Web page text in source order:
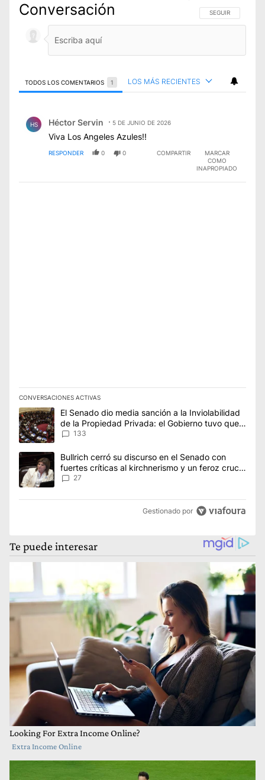
Conversación SIGA ESTA
SEGUIR
TODOS LOS COMENTARIOS 1 LOS MÁS RECIENTES
HS Héctor Servin 5 DE JUNIO DE 2026
Viva Los Angeles Azules!!
RESPONDER 0 0 COMPARTIR
MARCAR
COMO
INAPROPIADO
CONVERSACIONES ACTIVAS
Este listado muestra los artículos con más comentarios en los
Un artículo de tendencia con el título "El Senado dio media
El Senado dio media sanción a la Inviolabilidad
de la Propiedad Privada: el Gobierno tuvo que
ceder en la Ley del Manejo del Fuego
133
Un artículo de tendencia con el título "Bullrich cerró su
Bullrich cerró su discurso en el Senado con
fuertes críticas al kirchnerismo y un feroz cruce
con Capitanich al que le gritó “¡cállate!”
27
Gestionado por